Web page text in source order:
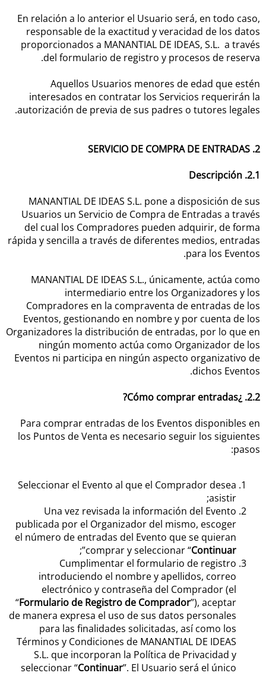
En relación a lo anterior el Usuario será, en todo caso,
responsable de la exactitud y veracidad de los datos
proporcionados a MANANTIAL DE IDEAS, S.L. a través
del formulario de registro y procesos de reserva.
Aquellos Usuarios menores de edad que estén
interesados en contratar los Servicios requerirán la
autorización de previa de sus padres o tutores legales.
2. SERVICIO DE COMPRA DE ENTRADAS
2.1. Descripción
MANANTIAL DE IDEAS S.L. pone a disposición de sus
Usuarios un Servicio de Compra de Entradas a través
del cual los Compradores pueden adquirir, de forma
rápida y sencilla a través de diferentes medios, entradas
para los Eventos.
MANANTIAL DE IDEAS S.L., únicamente, actúa como
intermediario entre los Organizadores y los
Compradores en la compraventa de entradas de los
Eventos, gestionando en nombre y por cuenta de los
Organizadores la distribución de entradas, por lo que en
ningún momento actúa como Organizador de los
Eventos ni participa en ningún aspecto organizativo de
dichos Eventos.
2.2. ¿Cómo comprar entradas?
Para comprar entradas de los Eventos disponibles en
los Puntos de Venta es necesario seguir los siguientes
pasos:
Seleccionar el Evento al que el Comprador desea
asistir;
Una vez revisada la información del Evento
publicada por el Organizador del mismo, escoger
el número de entradas del Evento que se quieran
comprar y seleccionar “Continuar
”;
Cumplimentar el formulario de registro
introduciendo el nombre y apellidos, correo
electrónico y contraseña del Comprador (el
“Formulario de Registro de Comprador”), aceptar
de manera expresa el uso de sus datos personales
para las finalidades solicitadas, así como los
Términos y Condiciones de MANANTIAL DE IDEAS
S.L. que incorporan la Política de Privacidad y
seleccionar “Continuar”. El Usuario será el único